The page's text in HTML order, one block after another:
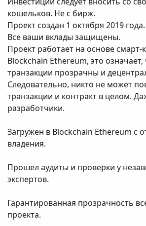
кошельков. Не с бирж.
Проект создан 1 октября 2019 года.
Все ваши вклады защищены.
Проект работает на основе смарт-
Blockchain Ethereum, это означает,
транзакции прозрачны и
Следовательно, никто не может
транзакции и контракт в целом.
разработчики.
Загружен в Blockchain Ethereum с
владения.
Прошел аудиты и проверки у
экспертов.
Гарантированная прозрачность
проекта.